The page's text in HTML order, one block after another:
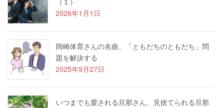
2026年1月1日
岡崎体育さんの名曲、「ともだちのともだち」問
題を解決する
2025年9月27日
いつまでも愛される旦那さん、見捨てられる旦那